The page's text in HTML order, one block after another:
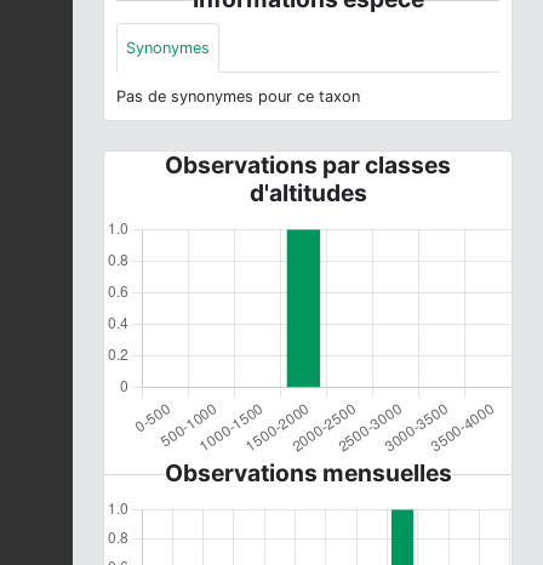
Synonymes
Pas de synonymes pour ce taxon
Observations par classes
d'altitudes
Observations mensuelles